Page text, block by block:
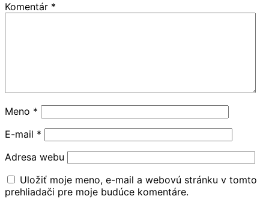
Komentár *
Meno *
E-mail *
Adresa webu
Uložiť moje meno, e-mail a webovú stránku v tomto
prehliadači pre moje budúce komentáre.